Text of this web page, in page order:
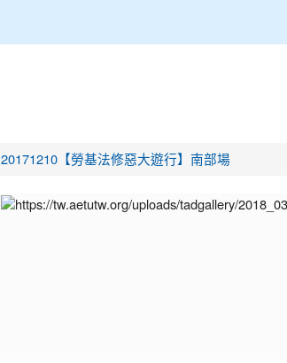
20171210【勞基法修惡大遊行】南部場